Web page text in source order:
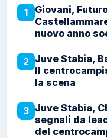
1
Giovani,
nuovo anno
2 Juve Stabia,
Il
la scena
3 Juve Stabia,
segnali da
del